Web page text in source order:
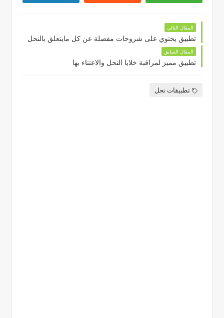
المقال التالي
تطبيق يحتوي على شروحات مفصلة عن كل مايتعلق بالنحل
المقال السابق
تطبيق مميز لمراقبة خلايا النحل والاعتناء بها
تطبيقات نحل